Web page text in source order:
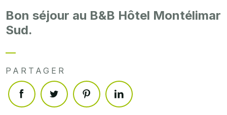
Bon séjour au B&B Hôtel Montélimar
Sud.
PARTAGER